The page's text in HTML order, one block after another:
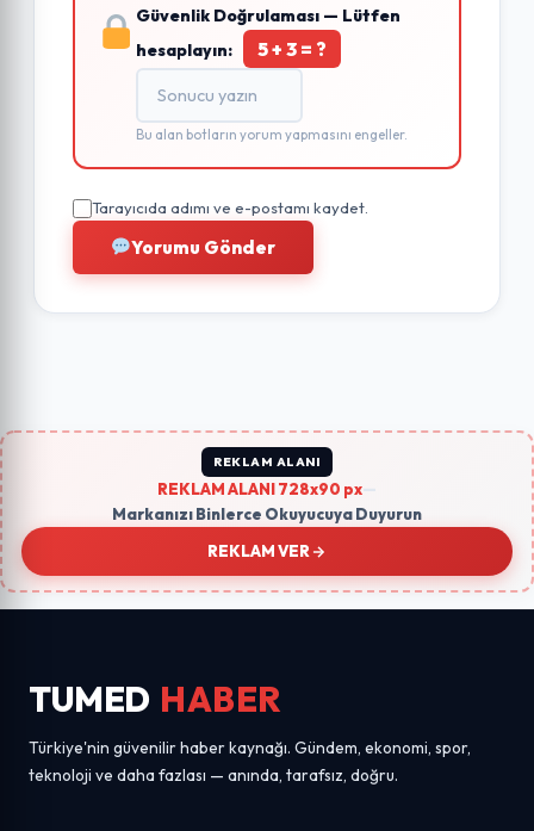
Güvenlik Doğrulaması — Lütfen
hesaplayın:
5 + 3 = ?
Bu alan botların yorum yapmasını engeller.
Tarayıcıda adımı ve e-postamı kaydet.
Yorumu Gönder
REKLAM ALANI
REKLAM ALANI 728x90 px
Markanızı Binlerce Okuyucuya Duyurun
REKLAM VER
TUMED HABER
Türkiye'nin güvenilir haber kaynağı. Gündem, ekonomi, spor,
teknoloji ve daha fazlası — anında, tarafsız, doğru.